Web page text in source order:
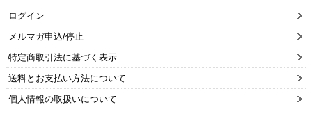
ログイン
メルマガ申込/停止
特定商取引法に基づく表示
送料とお支払い方法について
個人情報の取扱いについて